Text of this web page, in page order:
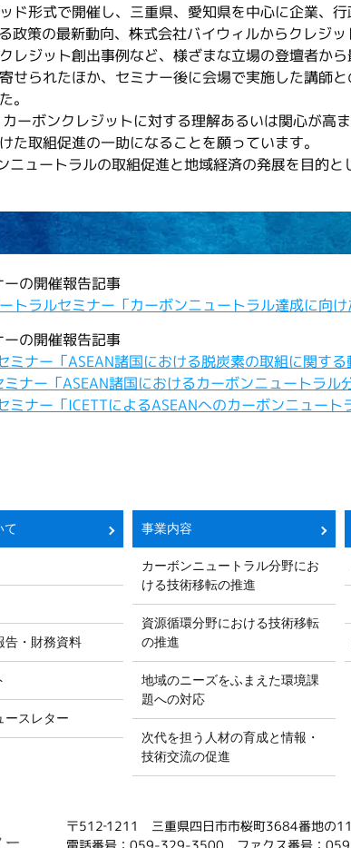
ド形式で開催し、三重県、愛知県を中心に企業、
政策の最新動向、株式会社バイウィルからクレジ
レジット創出事例など、様ざまな立場の登壇者から
られたほか、セミナー後に会場で実施した講師
。
ーボンクレジットに対する理解あるいは関心が高
取組促進の一助になることを願っています。
ュートラルの取組促進と地域経済の発展を目的と
の開催報告記事
トラルセミナー「カーボンニュートラル達成に向
の開催報告記事
ミナー「ASEAN諸国における脱炭素の取組に関す
ナー「ASEAN諸国におけるカーボンニュートラ
ミナー「ICETTによるASEANへのカーボンニュー
て
告・財務資料
ースレター
事業内容
カーボンニュートラル分野にお
ける技術移転の推進
資源循環分野における技術移転
の推進
地域のニーズをふまえた環境課
題への対応
次代を担う人材の育成と情報・
技術交流の促進
〒512‐1211 三重県四日市市桜町3684番地の11